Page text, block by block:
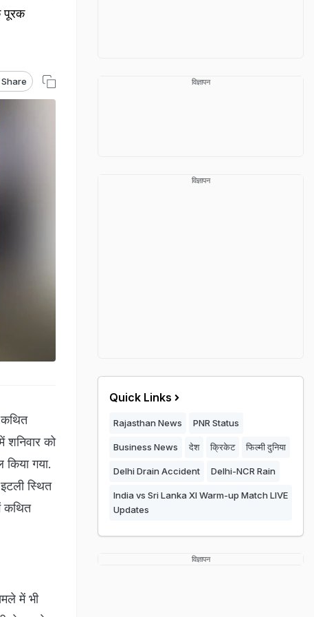
पूरक
Share
शनिवार को
गया.
स्थित
कथित
में भी
विज्ञापन
विज्ञापन
Quick Links
Rajasthan News PNR Status
Business News देश क्रिकेट फिल्मी दुनिया
Delhi Drain Accident Delhi-NCR Rain
India vs Sri Lanka XI Warm-up Match LIVE
Updates
विज्ञापन